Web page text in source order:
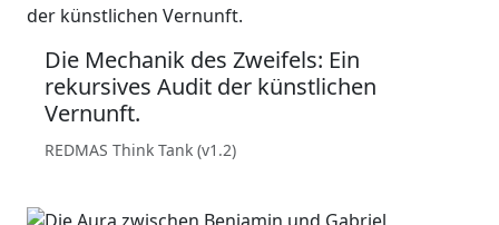
Die Mechanik des Zweifels: Ein
rekursives Audit der künstlichen
Vernunft.
REDMAS Think Tank (v1.2)